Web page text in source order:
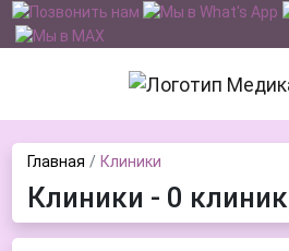
Главная Клиники
Клиники - 0 клиник